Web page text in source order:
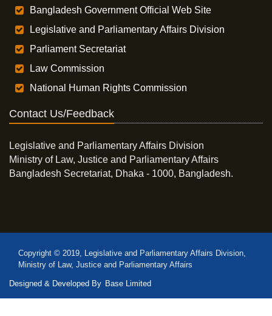
Bangladesh Government Official Web Site
Legislative and Parliamentary Affairs Division
Parliament Secretariat
Law Commission
National Human Rights Commission
Contact Us/Feedback
Legislative and Parliamentary Affairs Division
Ministry of Law, Justice and Parliamentary Affairs
Bangladesh Secretariat, Dhaka - 1000, Bangladesh.
Copyright © 2019, Legislative and Parliamentary Affairs Division,
Ministry of Law, Justice and Parliamentary Affairs
Designed & Developed By Base Limited